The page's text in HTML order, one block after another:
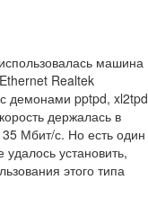
машина
Realtek
демонами pptpd, xl2tpd
держалась в
Мбит/с. Но есть один
установить,
этого типа